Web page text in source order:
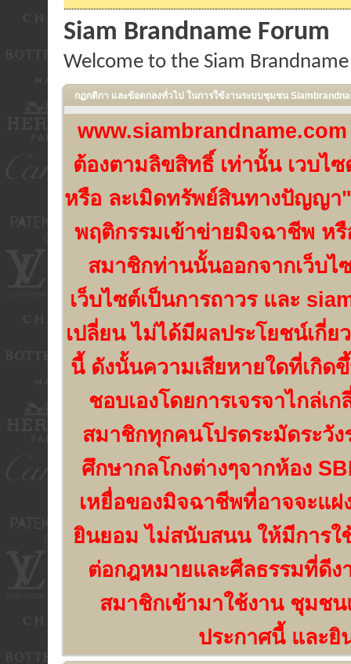
Siam Brandname Forum
Welcome to the Siam
กฏกติกา และข้อตกลงทั่วไป ในการใฃ้งานระบบชุมชน
ต้องตามลิขสิทธิ์ เท่านั้น เวบไ
หรือ ละเมิดทรัพย์สินทางปัญญ
พฤติกรรมเข้าข่ายมิจฉาชีพ ห
สมาชิกท่านนั้นออกจากเว็บ
เว็บไซต์เป็นการถาวร และ
เปลี่ยน ไม่ได้มีผลประโยชน์เกี่
นี้ ดังนั้นความเสียหายใดที่เกิด
ชอบเองโดยการเจรจาไกล่
สมาชิกทุกคนโปรดระมัดระวั
ศึกษากลโกงต่างๆจากห้อง
เหยื่อของมิจฉาชีพที่อาจจะแฝ
ยินยอม ไม่สนับสนน ให้มีการใ
ต่อกฎหมายและศีลธรรมที่ดีง
สมาชิกเข้ามาใช้งาน ชุมชน
ประกาศนี้ และ